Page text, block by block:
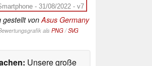
- 31/08/2022 - v7
gestellt vonAsus Germany
als PNG/SVG
Unsere große